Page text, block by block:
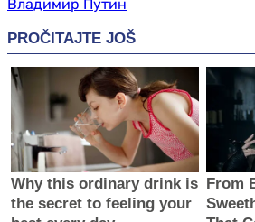
Владимир Путин